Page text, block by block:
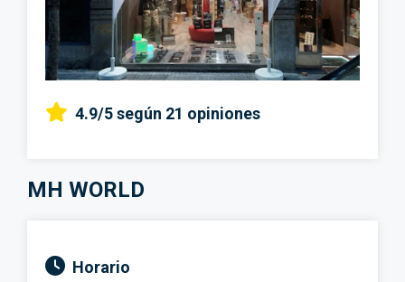
4.9/5según 21 opiniones
MH WORLD
Horario